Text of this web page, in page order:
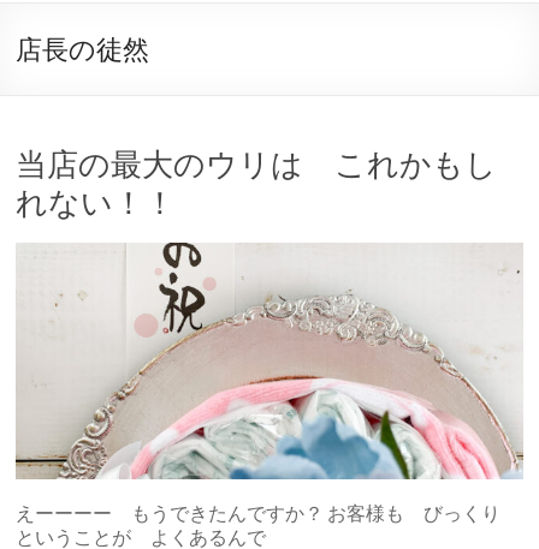
店長の徒然
当店の最大のウリは これかもし
れない！！
えーーーー もうできたんですか？ お客様も びっくり
ということが よくあるんで